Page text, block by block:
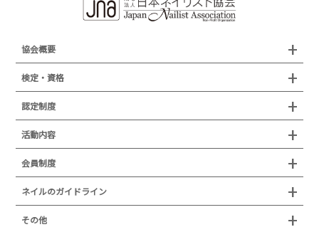
協会概要
組織概要
所在地
プレスリリース
叙勲・褒章・受賞・表彰
通常総会について
検定・資格
検定試験
JNAフットケア理論検定試験
ネイリスト技能検定試験（JNEC主催）
JNAネイリスト技能検定国際試験
JNAネイリストキャリアパス講習会
認定制度
認定制度
認定校
認定ネイルサロン
活動内容
ネイルエキスポ
ネイルオブザイヤー
セミナー
セミナー
JNAスーパーライブ
ネイルトレンド
ネイルトレンド
トレンドプロジェクトメンバー
会員制度
会員制度
ネイルのガイドライン
新型コロナ感染症関連
その他